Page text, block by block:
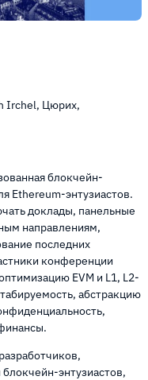
Irchel, Цюрих,
блокчейн-
Ethereum-энтузиастов.
доклады, панельные
направлениям,
последних
конференции
EVM и L1, L2-
абстракцию
энтузиастов,